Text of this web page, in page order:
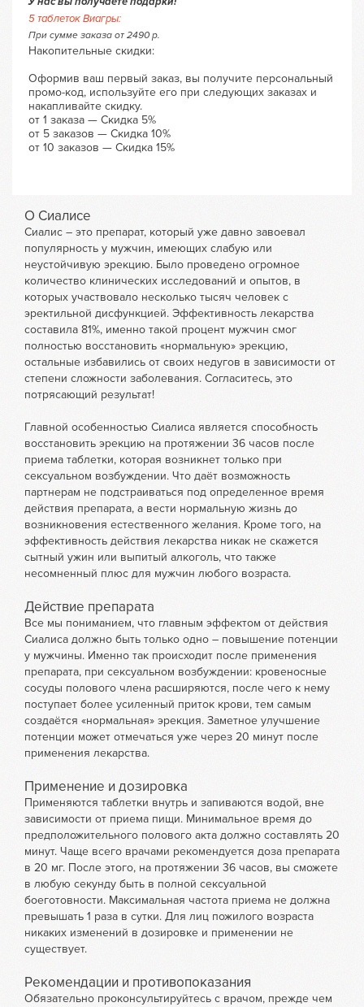
5 таблеток Виагры:
При сумме заказа от 2490 р.
Накопительные скидки:
Оформив ваш первый заказ, вы получите персональный
промо-код, используйте его при следующих заказах и
накапливайте скидку.
от 1 заказа — Скидка 5%
от 5 заказов — Скидка 10%
от 10 заказов — Скидка 15%
О Сиалисе
Сиалис – это препарат, который уже давно завоевал
популярность у мужчин, имеющих слабую или
неустойчивую эрекцию. Было проведено огромное
количество клинических исследований и опытов, в
которых участвовало несколько тысяч человек с
эректильной дисфункцией. Эффективность лекарства
составила 81%, именно такой процент мужчин смог
полностью восстановить «нормальную» эрекцию,
остальные избавились от своих недугов в зависимости от
степени сложности заболевания. Согласитесь, это
потрясающий результат!
Главной особенностью Сиалиса является способность
восстановить эрекцию на протяжении 36 часов после
приема таблетки, которая возникнет только при
сексуальном возбуждении. Что даёт возможность
партнерам не подстраиваться под определенное время
действия препарата, а вести нормальную жизнь до
возникновения естественного желания. Кроме того, на
эффективность действия лекарства никак не скажется
сытный ужин или выпитый алкоголь, что также
несомненный плюс для мужчин любого возраста.
Действие препарата
Все мы пониманием, что главным эффектом от действия
Сиалиса должно быть только одно – повышение потенции
у мужчины. Именно так происходит после применения
препарата, при сексуальном возбуждении: кровеносные
сосуды полового члена расширяются, после чего к нему
поступает более усиленный приток крови, тем самым
создаётся «нормальная» эрекция. Заметное улучшение
потенции может отмечаться уже через 20 минут после
применения лекарства.
Применение и дозировка
Применяются таблетки внутрь и запиваются водой, вне
зависимости от приема пищи. Минимальное время до
предположительного полового акта должно составлять 20
минут. Чаще всего врачами рекомендуется доза препарата
в 20 мг. После этого, на протяжении 36 часов, вы сможете
в любую секунду быть в полной сексуальной
боеготовности. Максимальная частота приема не должна
превышать 1 раза в сутки. Для лиц пожилого возраста
никаких изменений в дозировке и применении не
существует.
Рекомендации и противопоказания
Обязательно проконсультируйтесь с врачом, прежде чем